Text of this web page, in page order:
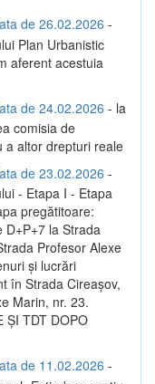
de 26.02.2026 -
Plan Urbanistic
aferent acestuia
de 24.02.2026 - la
comisia de
a altor drepturi reale
de 23.02.2026 -
- Etapa I - Etapa
pregătitoare:
D+P+7 la Strada
Profesor Alexe
și lucrări
în Strada Cireașov,
Marin, nr. 23.
ȘI TDT DOPO
de 11.02.2026 -